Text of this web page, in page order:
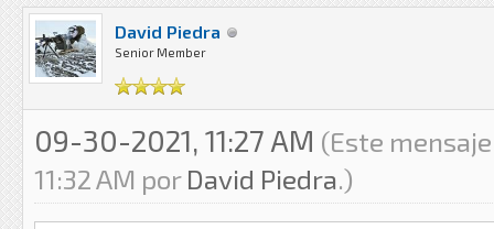
David Piedra
Senior Member
09-30-2021, 11:27 AM (Este
11:32 AM por David Piedra.)